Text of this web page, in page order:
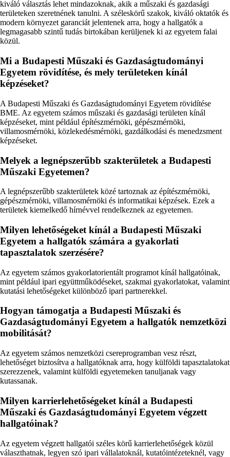
kiváló választás lehet mindazoknak, akik a műszaki és gazdasági
területeken szeretnének tanulni. A széleskörű szakok, kiváló oktatók és
modern környezet garanciát jelentenek arra, hogy a hallgatók a
legmagasabb szintű tudás birtokában kerüljenek ki az egyetem falai
közül.
Mi a Budapesti Műszaki és Gazdaságtudományi
Egyetem rövidítése, és mely területeken kínál
képzéseket?
A Budapesti Műszaki és Gazdaságtudományi Egyetem rövidítése
BME. Az egyetem számos műszaki és gazdasági területen kínál
képzéseket, mint például építészmérnöki, gépészmérnöki,
villamosmérnöki, közlekedésmérnöki, gazdálkodási és menedzsment
képzéseket.
Melyek a legnépszerűbb szakterületek a Budapesti
Műszaki Egyetemen?
A legnépszerűbb szakterületek közé tartoznak az építészmérnöki,
gépészmérnöki, villamosmérnöki és informatikai képzések. Ezek a
területek kiemelkedő hírnévvel rendelkeznek az egyetemen.
Milyen lehetőségeket kínál a Budapesti Műszaki
Egyetem a hallgatók számára a gyakorlati
tapasztalatok szerzésére?
Az egyetem számos gyakorlatorientált programot kínál hallgatóinak,
mint például ipari együttműködéseket, szakmai gyakorlatokat, valamint
kutatási lehetőségeket különböző ipari partnerekkel.
Hogyan támogatja a Budapesti Műszaki és
Gazdaságtudományi Egyetem a hallgatók nemzetközi
mobilitását?
Az egyetem számos nemzetközi csereprogramban vesz részt,
lehetőséget biztosítva a hallgatóknak arra, hogy külföldi tapasztalatokat
szerezzenek, valamint külföldi egyetemeken tanuljanak vagy
kutassanak.
Milyen karrierlehetőségeket kínál a Budapesti
Műszaki és Gazdaságtudományi Egyetem végzett
hallgatóinak?
Az egyetem végzett hallgatói széles körű karrierlehetőségek közül
választhatnak, legyen szó ipari vállalatoknál, kutatóintézeteknél, vagy